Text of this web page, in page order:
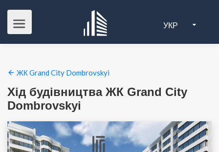
УКР
ЖК Grand City Dombrovskyi
Хід будівництва ЖК Grand City
Dombrovskyi